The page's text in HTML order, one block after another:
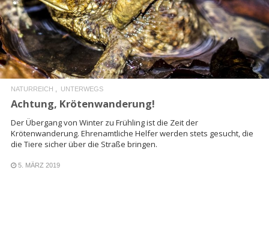
READ MORE
NATURREICH UNTERWEGS
Achtung, Krötenwanderung!
Der Übergang von Winter zu Frühling ist die Zeit der
Krötenwanderung. Ehrenamtliche Helfer werden stets gesucht, die
die Tiere sicher über die Straße bringen.
5. MÄRZ 2019